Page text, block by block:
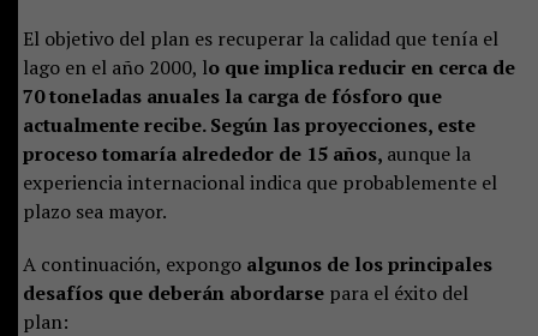
El objetivo del plan es recuperar la calidad que tenía el
lago en el año 2000, lo que implica reducir en cerca de
70 toneladas anuales la carga de fósforo que
actualmente recibe. Según las proyecciones, este
proceso tomaría alrededor de 15 años, aunque la
experiencia internacional indica que probablemente el
plazo sea mayor.
A continuación, expongo algunos de los principales
desafíos que deberán abordarsepara el éxito del
plan: